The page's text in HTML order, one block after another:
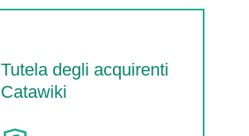
Tutela degli acquirenti
Catawiki